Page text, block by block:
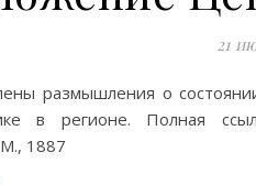
21
размышления о
в регионе. Полная
1887